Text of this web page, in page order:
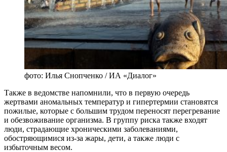
фото: Илья Снопченко / ИА «Диалог»
Также в ведомстве напомнили, что в первую очередь
жертвами аномальных температур и гипертермии становятся
пожилые, которые с большим трудом переносят перегревание
и обезвоживание организма. В группу риска также входят
люди, страдающие хроническими заболеваниями,
обостряющимися из-за жары, дети, а также люди с
избыточным весом.